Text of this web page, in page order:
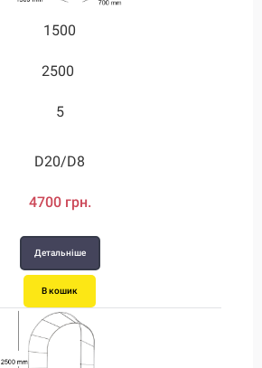
1500
2500
5
D20/D8
4700 грн.
Детальніше
В кошик